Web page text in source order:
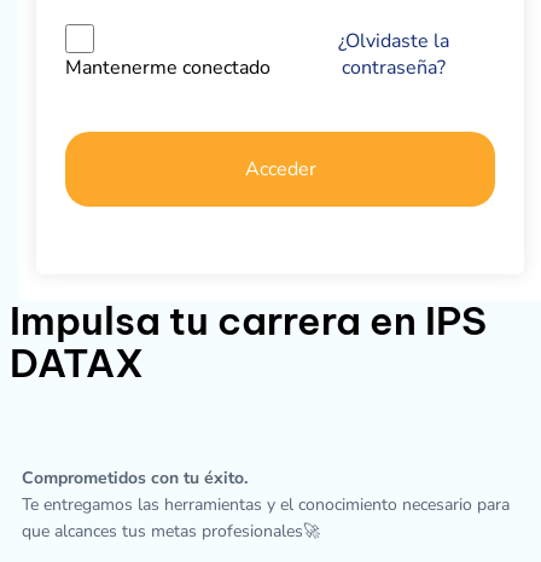
Mantenerme conectado
¿Olvidaste la
contraseña?
Acceder
Impulsa tu carrera en IPS
DATAX
Comprometidos con tu éxito.
Te entregamos las herramientas y el conocimiento necesario para
que alcances tus metas profesionales🚀